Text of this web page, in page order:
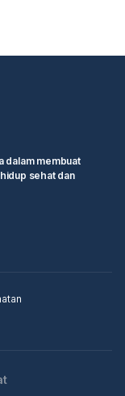
dalam membuat
sehat dan